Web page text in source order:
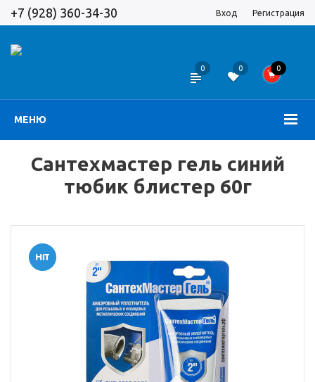
+7 (928) 360-34-30 Вход Регистрация
МЕНЮ
0 0 0
Сантехмастер гель синий
тюбик блистер 60г